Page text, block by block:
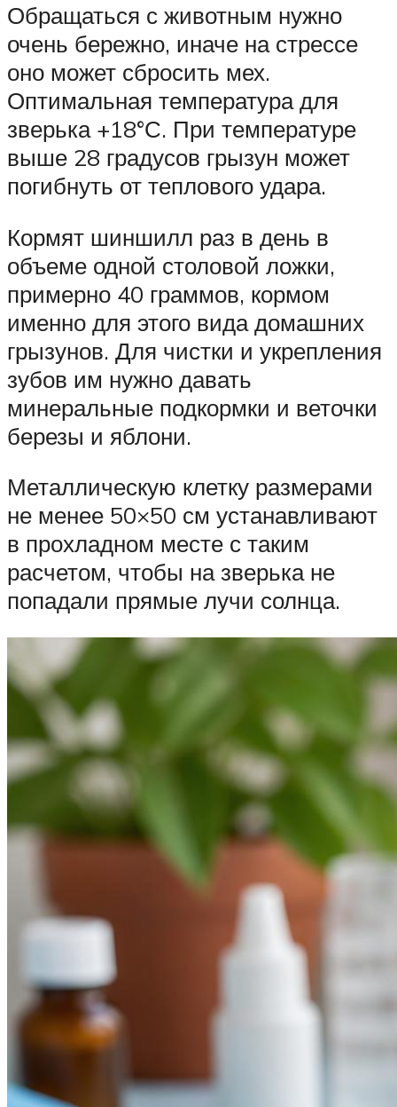
Обращаться с животным нужно
очень бережно, иначе на стрессе
оно может сбросить мех.
Оптимальная температура для
зверька +18°С. При температуре
выше 28 градусов грызун может
погибнуть от теплового удара.
Кормят шиншилл раз в день в
объеме одной столовой ложки,
примерно 40 граммов, кормом
именно для этого вида домашних
грызунов. Для чистки и укрепления
зубов им нужно давать
минеральные подкормки и веточки
березы и яблони.
Металлическую клетку размерами
не менее 50×50 см устанавливают
в прохладном месте с таким
расчетом, чтобы на зверька не
попадали прямые лучи солнца.